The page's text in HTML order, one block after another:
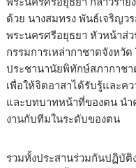
ด้วย นางสมทรง พันธ์เจริญว
พระนครศรีอยุธยา หัวหน้าส่ว
กรรมการเหล่ากาชาดจังหวั
ประชานานัยพิทักษ์สภากาชา
เพื่อให้จิตอาสาได้รับรู้และค
และบทบาทหน้าที่ของตน นำ
งานกับทีมในระดับของตน
รวมทั้งประสานร่วมกันปฏิบัติ